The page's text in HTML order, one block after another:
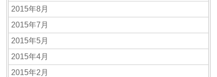
2015年8月
2015年7月
2015年5月
2015年4月
2015年2月